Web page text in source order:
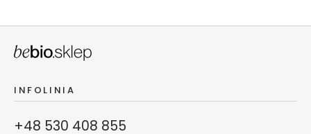
i
o
t
r
z
INFOLINIA
+48 530 408 855